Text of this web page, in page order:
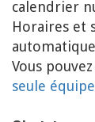
calendrier
Horaires et
Vous
seule équipe